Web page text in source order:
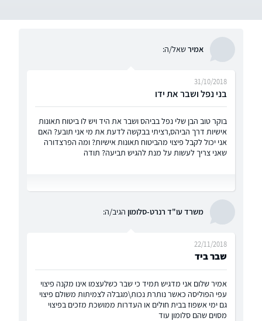
אמירשאל/ה:
בני נפל ושבר את ידו
31/10/2018
בוקר טוב הבן שלי נפל בביהס ושבר את היד ויש לו ביטוח תאונות
אישיות דרך הביהס,רציתי בבקשה לדעת את מי אני תובע? האם
אני יכול לקבל פיצוי מהביטוח תאונות אישיות? ומה הפרצדורה
שאני צריך לעשות על מנת להגיש תביעה? תודה
משרד עו"ד רנרט-סלומון הגיב/ה:
שבר ביד
22/11/2018
אמיר שלום אני מדגיש תמיד כי שבר כשלעצמו אינו מקנה פיצוי
עפי הפוליסה כאשר נותרת נכות\מגבלה לצמיתות משולם פיצוי
גם ימי אשפוז בבית חולים או העדרות ממושכת מזכים בפיצוי
מסוים שהם סלומון עוד